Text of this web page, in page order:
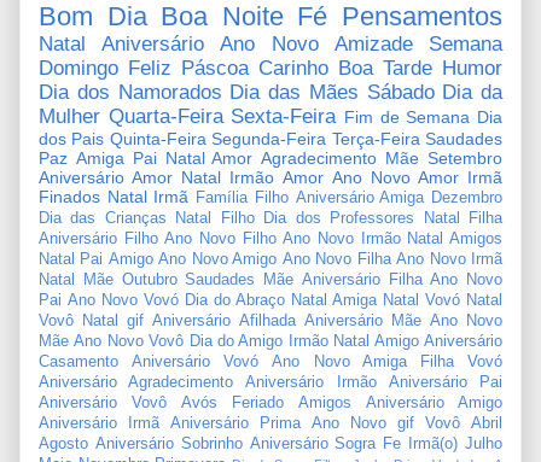
Bom Dia Boa Noite Fé Pensamentos
Natal Aniversário Ano Novo Amizade
Semana
Domingo Feliz Páscoa Carinho Boa Tarde Humor
Dia dos Namorados Dia das Mães Sábado Dia da
Mulher Quarta-Feira Sexta-Feira Fim de Semana Dia
dos Pais Quinta-Feira Segunda-Feira Terça-Feira Saudades
Paz Amiga Pai Natal Amor Agradecimento Mãe Setembro
Aniversário Amor Natal Irmão Amor Ano Novo Amor Irmã
Finados Natal Irmã Família Filho Aniversário Amiga Dezembro
Dia das Crianças
Natal Filho Dia dos Professores
Natal Filha
Aniversário Filho Ano Novo Filho Ano Novo Irmão Natal Amigos
Natal Pai Amigo Ano Novo Amigo Ano Novo Filha Ano Novo Irmã
Natal Mãe Outubro Saudades Mãe Aniversário Filha Ano Novo
Pai Ano Novo Vovó Dia do Abraço Natal Amiga Natal Vovó Natal
Vovô
Natal gif Aniversário Afilhada Aniversário Mãe Ano Novo
Mãe Ano Novo Vovô Dia do Amigo Irmão Natal Amigo Aniversário
Casamento
Aniversário Vovó Ano Novo Amiga Filha
Vovó
Aniversário Agradecimento
Aniversário Irmão
Aniversário Pai
Aniversário Vovô
Avós Feriado Amigos
Aniversário Amigo
Aniversário Irmã
Aniversário Prima Ano Novo gif Vovô
Abril
Agosto Aniversário Sobrinho Aniversário Sogra Fe Irmã(o) Julho